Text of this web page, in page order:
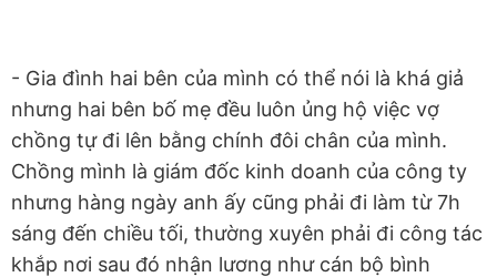
- Gia đình hai bên của mình có thể nói là khá giả
nhưng hai bên bố mẹ đều luôn ủng hộ việc vợ
chồng tự đi lên bằng chính đôi chân của mình.
Chồng mình là giám đốc kinh doanh của công ty
nhưng hàng ngày anh ấy cũng phải đi làm từ 7h
sáng đến chiều tối, thường xuyên phải đi công tác
khắp nơi sau đó nhận lương như cán bộ bình